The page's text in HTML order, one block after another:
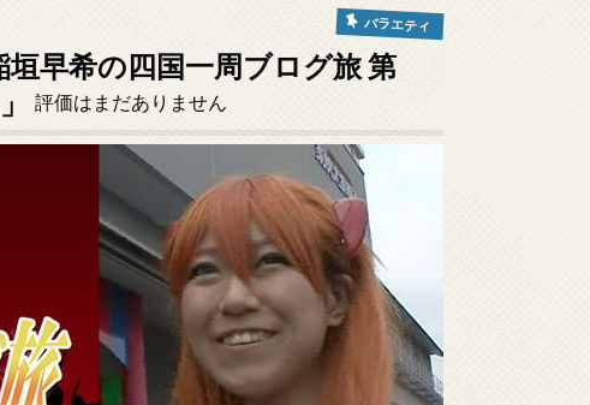
バラエティ
早希の四国一周ブログ旅 第
評価はまだありません